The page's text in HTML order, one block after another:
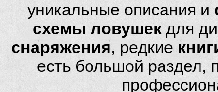
уникальные описания и
схемы ловушек для
снаряжения, редкие
есть большой